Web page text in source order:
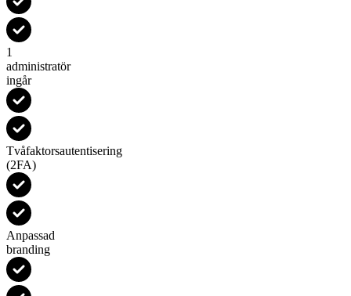
1
administratör
ingår
Tvåfaktorsautentisering
(2FA)
Anpassad
branding